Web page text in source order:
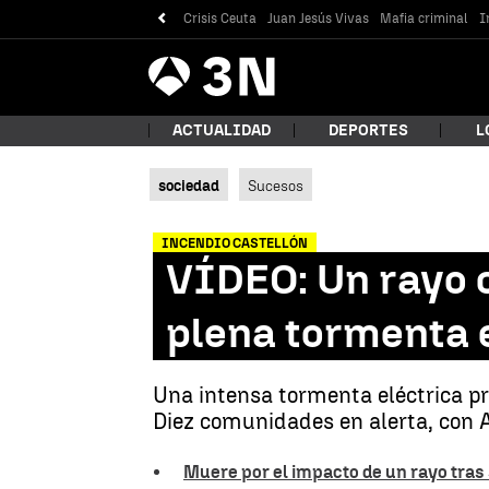
Crisis Ceuta Juan Jesús Vivas Mafia criminal
Antena
3 Noticias
ACTUALIDAD DEPORTES
sociedad Sucesos
INCENDIO CASTELLÓN
VÍDEO: Un rayo
plena tormenta
Una intensa tormenta eléctrica
Diez comunidades en alerta,
Muere por el impacto de un rayo